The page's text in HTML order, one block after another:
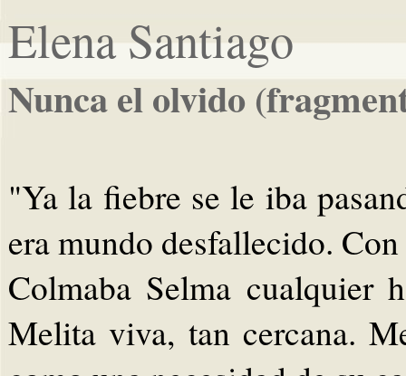
Elena Santiago
Nunca el olvido
"Ya la fiebre se le iba
era mundo desfallecido.
Colmaba Selma
Melita viva, tan cercana.